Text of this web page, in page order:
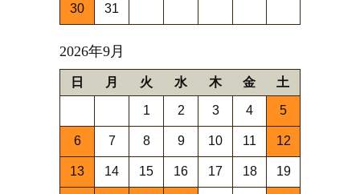
30 31
2026年9月
日 月 火 水 木 金 土
1 2 3 4 5
6 7 8 9 10 11 12
13 14 15 16 17 18 19